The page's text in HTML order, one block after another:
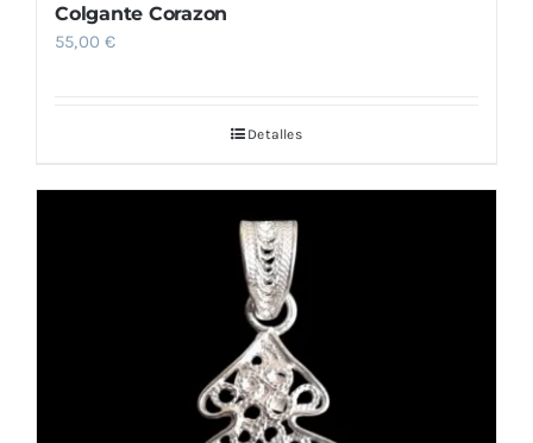
Colgante Corazon
55,00€
Detalles